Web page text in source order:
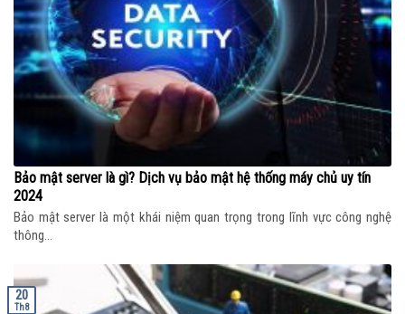
Bảo mật server là gì? Dịch vụ bảo mật hệ thống máy chủ uy tín
2024
Bảo mật server là một khái niệm quan trọng trong lĩnh vực công nghệ
thông...
20
Th8